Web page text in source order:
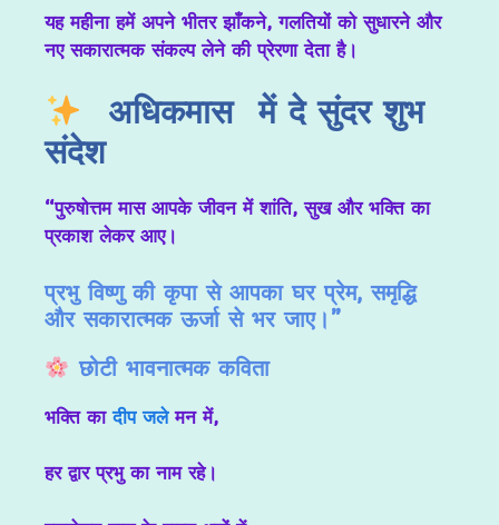
यहमहीना हमें अपने भीतर झाँकने, गलतियों को सुधारने और
नए सकारात्मक संकल्प लेने की प्रेरणा देता है।
अधिकमास में दे सुंदर शुभ
संदेश
“पुरुषोत्तम मास आपके जीवन में शांति, सुख और भक्ति का
प्रकाश लेकर आए।
प्रभु विष्णु की कृपा से आपका घर प्रेम, समृद्धि
और सकारात्मक ऊर्जा से भर जाए।”
छोटी भावनात्मक कविता
भक्ति कादीप जलेमन में,
हर द्वार प्रभु का नाम रहे।